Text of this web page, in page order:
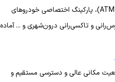
مجهز عمومی، دستگاه‌های خودپرداز (ATM)، پارکینگ اختصاصی خودروهای
و تاکسی‌رانی درون‌شهری و ... آماده
مکانی عالی و دسترسی مستقیم و